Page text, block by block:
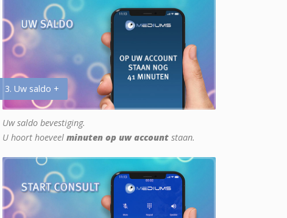
3. Uw saldo +
Uw saldo bevestiging.
U hoort hoeveel minuten op uw account staan.